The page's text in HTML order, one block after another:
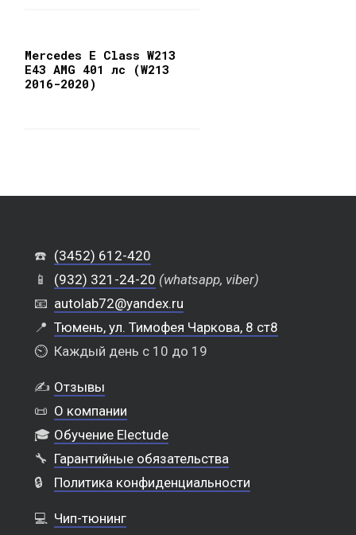
Mercedes E Class W213
E43 AMG 401 лс (W213
2016-2020)
☎️ (3452) 612-420
📱
(932) 321-24-20 (whatsapp, viber)
📧 autolab72@yandex.ru
📍 Тюмень, ул. Тимофея Чаркова, 8 ст8
⏲️ Каждый день с 10 до 19
✍️ Отзывы
📜 О компании
🎓 Обучение Electude
🔧 Гарантийные обязательства
🔒
Политика конфиденциальности
💻 Чип-тюнинг